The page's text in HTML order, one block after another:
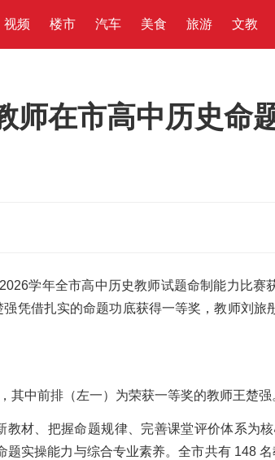
视频 楼市 汽车 美食 旅游 文教
师在市高中历史命
学年全市高中历史教师试题命制能力比赛
凭借扎实的命题功底获得一等奖，教师刘旅
其中前排（左一）为荣获一等奖的教师王楚强
材、把握命题规律、完善课堂评价体系为
题实操能力与综合专业素养。全市共有 148